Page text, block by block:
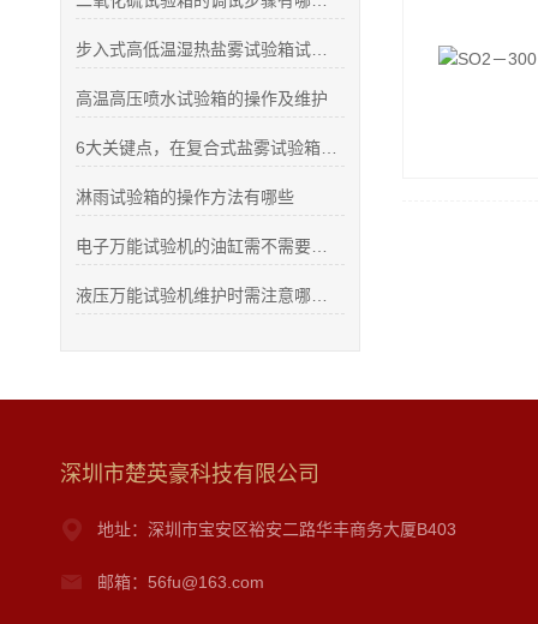
高温高压喷水试验箱的操作及维护
淋雨试验箱的操作方法有哪些
深圳市楚英豪科技有限公司
地址：深圳市宝安区裕安二路华丰商务大厦B403
邮箱：56fu@163.com